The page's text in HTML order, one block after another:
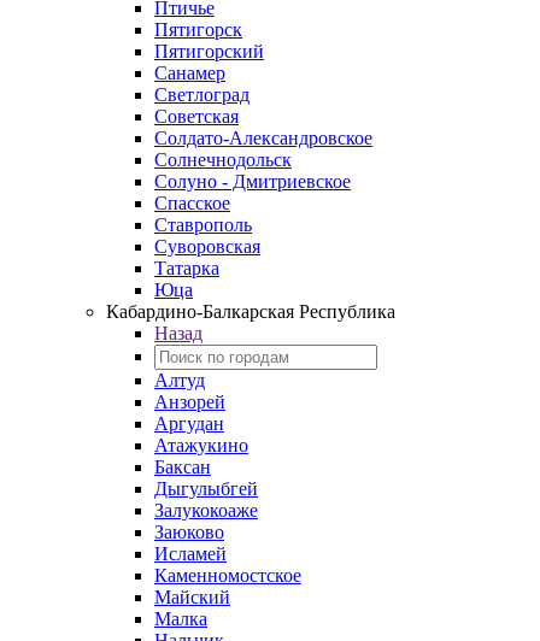
Птичье
Пятигорск
Пятигорский
Санамер
Светлоград
Советская
Солдато-Александровское
Солнечнодольск
Солуно - Дмитриевское
Спасское
Ставрополь
Суворовская
Татарка
Юца
Кабардино‑Балкарская Республика
Назад
Алтуд
Анзорей
Аргудан
Атажукино
Баксан
Дыгулыбгей
Залукокоаже
Заюково
Исламей
Каменномостское
Майский
Малка